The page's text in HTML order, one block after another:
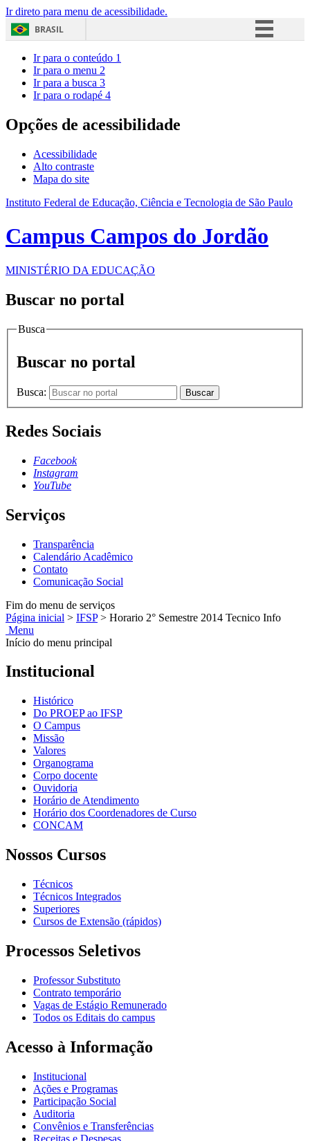
Ir direto para menu de acessibilidade.
BRASIL
Acesso à informação
Ir para o conteúdo 1
Ir para o menu 2
Ir para a busca 3
Ir para o rodapé 4
Opções de acessibilidade
Acessibilidade
Alto contraste
Mapa do site
Instituto Federal de Educação, Ciência e Tecnologia de São Paulo
Campus Campos do Jordão
MINISTÉRIO DA EDUCAÇÃO
Buscar no portal
Busca
Buscar no portal
Busca: Buscar
Redes Sociais
Facebook
Instagram
YouTube
Serviços
Transparência
Calendário Acadêmico
Contato
Comunicação Social
Fim do menu de serviços
Página inicial > IFSP > Horario 2° Semestre 2014 Tecnico Info
Menu
Início do menu principal
Institucional
Histórico
Do PROEP ao IFSP
O Campus
Missão
Valores
Organograma
Corpo docente
Ouvidoria
Horário de Atendimento
Horário dos Coordenadores de Curso
CONCAM
Nossos Cursos
Técnicos
Técnicos Integrados
Superiores
Cursos de Extensão (rápidos)
Processos Seletivos
Professor Substituto
Contrato temporário
Vagas de Estágio Remunerado
Todos os Editais do campus
Acesso à Informação
Institucional
Ações e Programas
Participação Social
Auditoria
Convênios e Transferências
Receitas e Despesas